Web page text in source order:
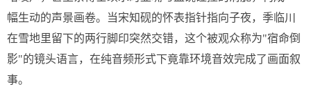
幅生动的声景画卷。当宋知砚的怀表指针指向子夜，季临川
在雪地里留下的两行脚印突然交错，这个被观众称为"宿命倒
影"的镜头语言，在纯音频形式下竟靠环境音效完成了画面叙
事。